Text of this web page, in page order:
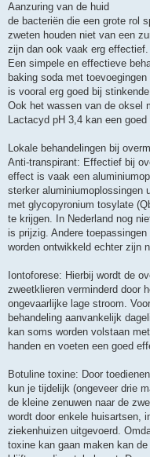
Aanzuring van de huid
de bacteriën die een grote rol
zweten houden niet van een
zijn dan ook vaak erg effectief.
Een simpele en effectieve
baking soda met
is vooral erg goed bij
Ook het wassen van de oksel
Lactacyd pH 3,4 kan een
Lokale behandelingen bij
Anti-transpirant: Effectief bij
effect is vaak een
sterker aluminiumoplossingen
met glycopyronium tosylate
te krijgen. In Nederland nog
is prijzig. Andere
worden ontwikkeld echter zijn
Iontoforese: Hierbij wordt de
zweetklieren verminderd door
ongevaarlijke lage stroom.
behandeling aanvankelijk
kan soms worden volstaan
handen en voeten een goed
Botuline toxine: Door
kun je tijdelijk (ongeveer drie
de kleine zenuwen naar de
wordt door enkele huisartsen,
ziekenhuizen uitgevoerd.
toxine kan gaan maken kan